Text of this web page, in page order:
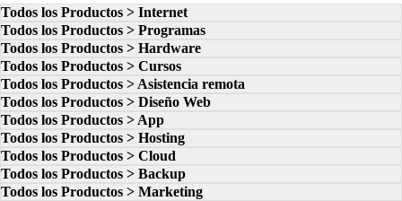
Todos los Productos > Internet
Todos los Productos > Programas
Todos los Productos > Hardware
Todos los Productos > Cursos
Todos los Productos > Asistencia remota
Todos los Productos > Diseño Web
Todos los Productos > App
Todos los Productos > Hosting
Todos los Productos > Cloud
Todos los Productos > Backup
Todos los Productos > Marketing